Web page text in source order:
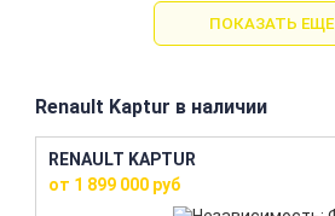
ПОКАЗАТЬ ЕЩЕ
Renault Kaptur в наличии
RENAULT KAPTUR
от 1 899 000 руб